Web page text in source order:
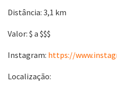
Distância: 3,1 km
Valor: $ a $$$
Instagram: https://
Localização: